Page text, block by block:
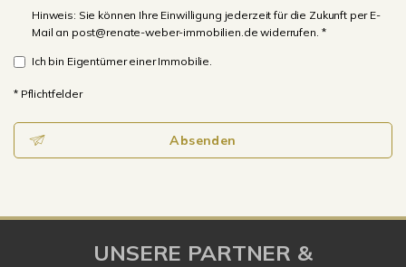
Hinweis: Sie können Ihre Einwilligung jederzeit für die Zukunft per E-
Mail an post@renate-weber-immobilien.de widerrufen. *
Ich bin Eigentümer einer Immobilie.
* Pflichtfelder
Absenden
UNSERE PARTNER &